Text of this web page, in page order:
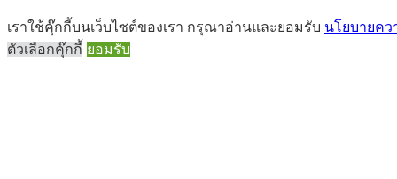
เราใช้คุ๊กกี้บนเว็บไซต์ของเรา กรุณาอ่านและยอมรับ นโยบายคว
ตัวเลือกคุ๊กกี้ ยอมรับ